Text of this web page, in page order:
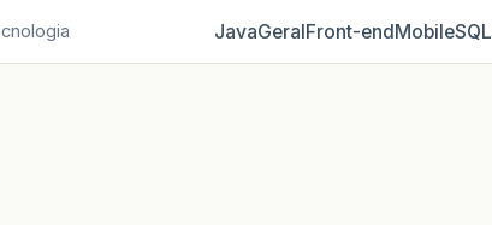
JavaGeralFront‑endMobileSQL